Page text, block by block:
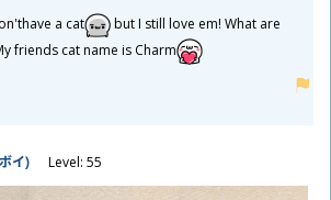
a cat
but I still love em! What are
friends cat name is Charm
イ) Level: 55